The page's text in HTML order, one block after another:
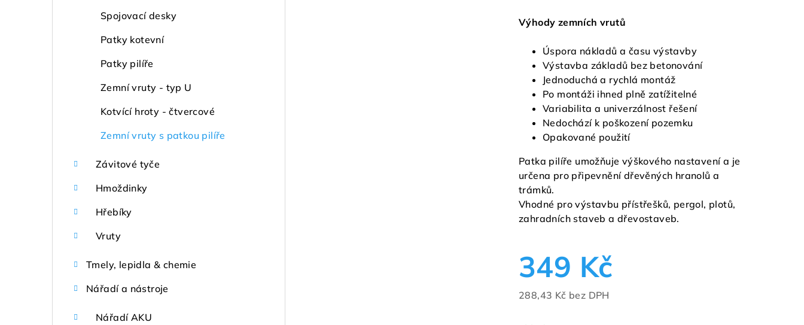
Spojovací desky
Patky kotevní
Patky pilíře
Zemní vruty - typ U
Kotvící hroty - čtvercové
Zemní vruty s patkou pilíře
Závitové tyče
Hmoždinky
Hřebíky
Vruty
Tmely, lepidla & chemie
Nářadí a nástroje
Nářadí AKU
Výhody zemních vrutů
Úspora nákladů a času výstavby
Výstavba základů bez betonování
Jednoduchá a rychlá montáž
Po montáži ihned plně zatížitelné
Variabilita a univerzálnost řešení
Nedochází k poškození pozemku
Opakované použití
Patka pilíře umožňuje výškového nastavení a je
určena pro připevnění dřevěných hranolů a
trámků.
Vhodné pro výstavbu přístřešků, pergol, plotů,
zahradních staveb a dřevostaveb.
349 Kč
288,43 Kč bez DPH